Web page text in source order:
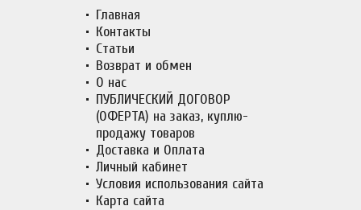
Главная
Контакты
Статьи
Возврат и обмен
О нас
ПУБЛИЧЕСКИЙ ДОГОВОР
(ОФЕРТА) на заказ, куплю-
продажу товаров
Доставка и Оплата
Личный кабинет
Условия использования сайта
Карта сайта